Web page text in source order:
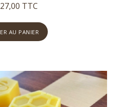
TTC
AU PANIER